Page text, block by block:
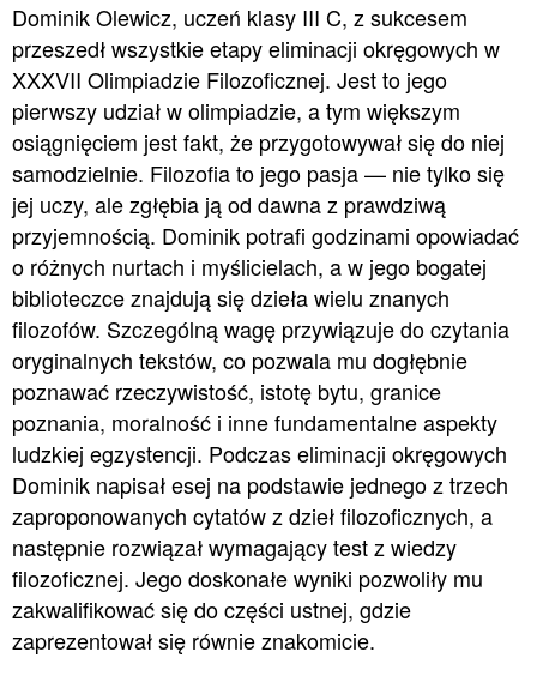
Dominik Olewicz, uczeń klasy III C, z sukcesem
przeszedł wszystkie etapy eliminacji okręgowych w
XXXVII Olimpiadzie Filozoficznej. Jest to jego
pierwszy udział w olimpiadzie, a tym większym
osiągnięciem jest fakt, że przygotowywał się do niej
samodzielnie. Filozofia to jego pasja — nie tylko się
jej uczy, ale zgłębia ją od dawna z prawdziwą
przyjemnością. Dominik potrafi godzinami opowiadać
o różnych nurtach i myślicielach, a w jego bogatej
biblioteczce znajdują się dzieła wielu znanych
filozofów. Szczególną wagę przywiązuje do czytania
oryginalnych tekstów, co pozwala mu dogłębnie
poznawać rzeczywistość, istotę bytu, granice
poznania, moralność i inne fundamentalne aspekty
ludzkiej egzystencji. Podczas eliminacji okręgowych
Dominik napisał esej na podstawie jednego z trzech
zaproponowanych cytatów z dzieł filozoficznych, a
następnie rozwiązał wymagający test z wiedzy
filozoficznej. Jego doskonałe wyniki pozwoliły mu
zakwalifikować się do części ustnej, gdzie
zaprezentował się równie znakomicie.